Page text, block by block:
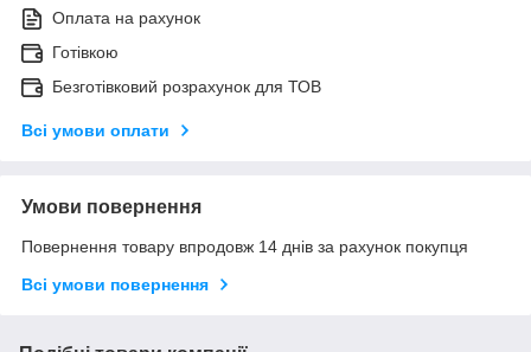
Оплата на рахунок
Готівкою
Безготівковий розрахунок для ТОВ
Всі умови оплати
Умови повернення
Повернення товару впродовж 14 днів за рахунок покупця
Всі умови повернення